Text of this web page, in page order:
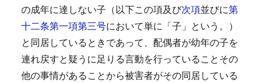
の成年に達しない子（以下この項及び次項並びに第
十二条第一項第三号において単に「子」という。）
と同居しているときであって、配偶者が幼年の子を
連れ戻すと疑うに足りる言動を行っていることその
他の事情があることから被害者がその同居している